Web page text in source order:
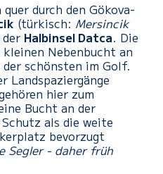
durch den Gökova-
(türkisch: Mersincik
Halbinsel Datca. Die
Nebenbucht an
schönsten im Golf.
Landspaziergänge
hier zum
Bucht an der
als die weite
bevorzugt
Segler - daher früh